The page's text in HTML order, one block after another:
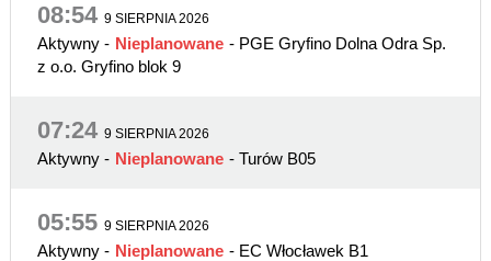
08:54 9 SIERPNIA 2026
Aktywny- Nieplanowane - PGE Gryfino Dolna Odra Sp.
z o.o. Gryfino blok 9
07:24 9 SIERPNIA 2026
Aktywny- Nieplanowane - Turów B05
05:55 9 SIERPNIA 2026
Aktywny- Nieplanowane - EC Włocławek B1